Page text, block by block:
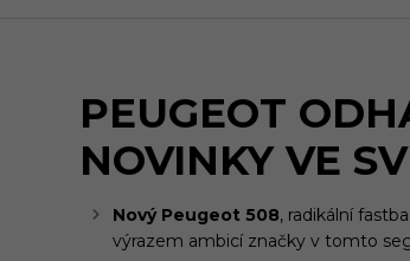
PEUGEOT
NOVINKY VE
Nový Peugeot 508, radikální
výrazem ambicí značky v tomto